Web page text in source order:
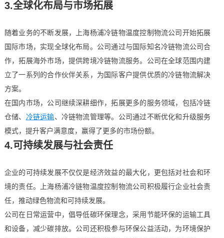
3.全球化布局与市场拓展
随着业务的不断发展，上海杨浦冷链物温度控制物流公司开始拓展
国际市场，实现全球化布局。公司通过与国际知名冷链物流公司合
作，拓展海外市场，提供跨境冷链物流服务。公司在全球范围内建
立了一系列的合作伙伴关系，为国际客户提供优质的冷链物流解决
方案。
在国内市场，公司继续深耕细作，拓展更多的服务领域，包括冷链
仓储、 冷链运输、冷链物流管理等。公司通过不断优化和升级服务
模式，提升客户满意度，赢得了更多的市场份额。
4.可持续发展与社会责任
企业的可持续发展不仅仅是经济效益的最大化，更包括对社会和环
境的责任。上海杨浦冷链物温度控制物流公司积极履行企业社会责
任，推动绿色物流和可持续发展。
公司在日常运营中，倡导低碳环保理念，采用节能环保的运输工具
和设备，减少碳排放。公司还积极参与环保公益活动，为环境保护